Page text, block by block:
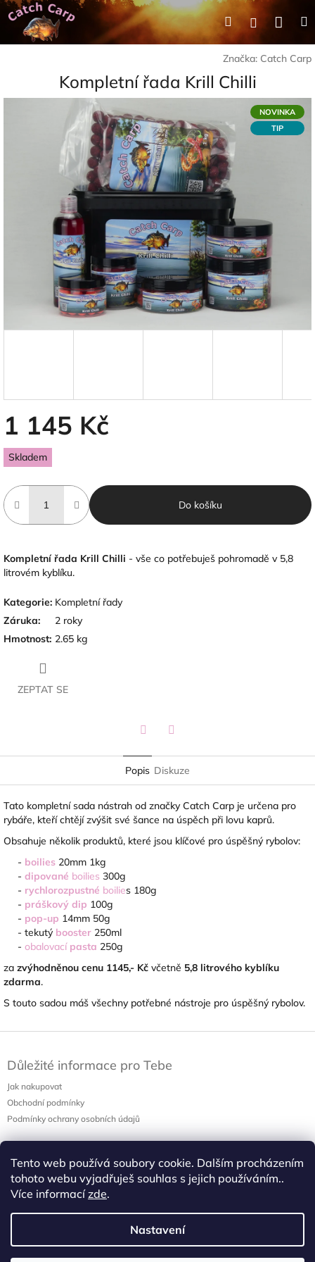
Tento web používá soubory cookie. Dalším procházením
tohoto webu vyjadřuješ souhlas s jejich používáním..
Více informacízde.
Nastavení
Přejít
na
obsah
HledatPřihlášení
Značka: Catch Carp
Kompletní řada Krill Chilli
NOVINKA
TIP
1 145 Kč
Měrná
cena:
Skladem
Do košíku
Kompletní řada Krill Chilli - vše co potřebuješ pohromadě v 5,8
litrovém kyblíku.
Kategorie: Kompletní řady
Záruka:
2 roky
Hmotnost: 2.65 kg
ZEPTAT SE
Popis Diskuze
Tato kompletní sada nástrah od značky Catch Carp je určena pro
rybáře, kteří chtějí zvýšit své šance na úspěch při lovu kaprů.
Obsahuje několik produktů, které jsou klíčové pro úspěšný rybolov:
- boilies 20mm 1kg
- dipované boilies 300g
- rychlorozpustné boilies 180g
- práškový dip 100g
- pop-up 14mm 50g
- tekutý booster 250ml
- obalovací pasta 250g
za zvýhodněnou cenu 1145,- Kč včetně 5,8 litrového kyblíku
zdarma.
S touto sadou máš všechny potřebné nástroje pro úspěšný rybolov.
Důležité informace pro Tebe
Jak nakupovat
Obchodní podmínky
Podmínky ochrany osobních údajů
Nákupní košík